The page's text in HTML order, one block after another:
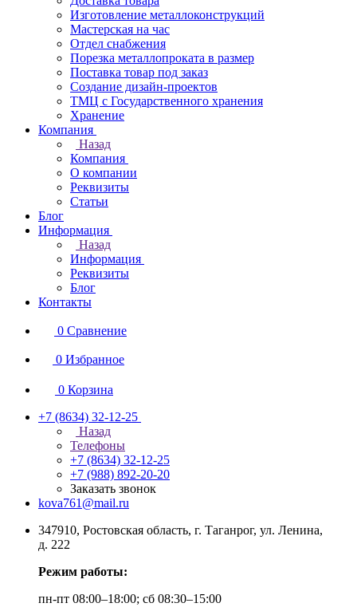
Изготовление металлоконструкций
Мастерская на час
Отдел снабжения
Порезка металлопроката в размер
Поставка товар под заказ
Создание дизайн-проектов
ТМЦ с Государственного хранения
Хранение
Компания
Назад
Компания
О компании
Реквизиты
Статьи
Блог
Информация
Назад
Информация
Реквизиты
Блог
Контакты
0 Сравнение
0 Избранное
0 Корзина
+7 (8634) 32-12-25
Назад
Телефоны
+7 (8634) 32-12-25
+7 (988) 892-20-20
Заказать звонок
kova761@mail.ru
347910, Ростовская область, г. Таганрог, ул. Ленина,
д. 222
Режим работы:
пн-пт 08:00–18:00; сб 08:30–15:00